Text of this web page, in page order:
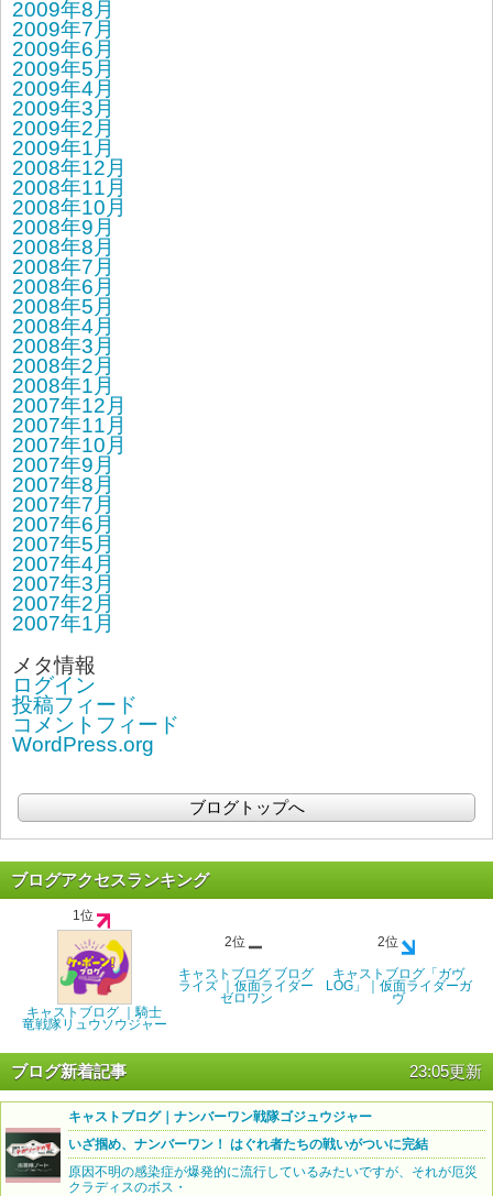
2009年8月
2009年7月
2009年6月
2009年5月
2009年4月
2009年3月
2009年2月
2009年1月
2008年12月
2008年11月
2008年10月
2008年9月
2008年8月
2008年7月
2008年6月
2008年5月
2008年4月
2008年3月
2008年2月
2008年1月
2007年12月
2007年11月
2007年10月
2007年9月
2007年8月
2007年7月
2007年6月
2007年5月
2007年4月
2007年3月
2007年2月
2007年1月
メタ情報
ログイン
投稿フィード
コメントフィード
WordPress.org
ブログトップへ
ブログアクセスランキング
1位
キャストブログ ｜騎士
竜戦隊リュウソウジャー
2位
キャストブログ ブログ
ライズ ｜仮面ライダー
ゼロワン
2位
キャストブログ「ガヴ
LOG」｜仮面ライダーガ
ヴ
ブログ新着記事 23:05更新
キャストブログ｜ナンバーワン戦隊ゴジュウジャー
いざ掴め、ナンバーワン！ はぐれ者たちの戦いがついに完結
原因不明の感染症が爆発的に流行しているみたいですが、それが厄災
クラディスのボス・